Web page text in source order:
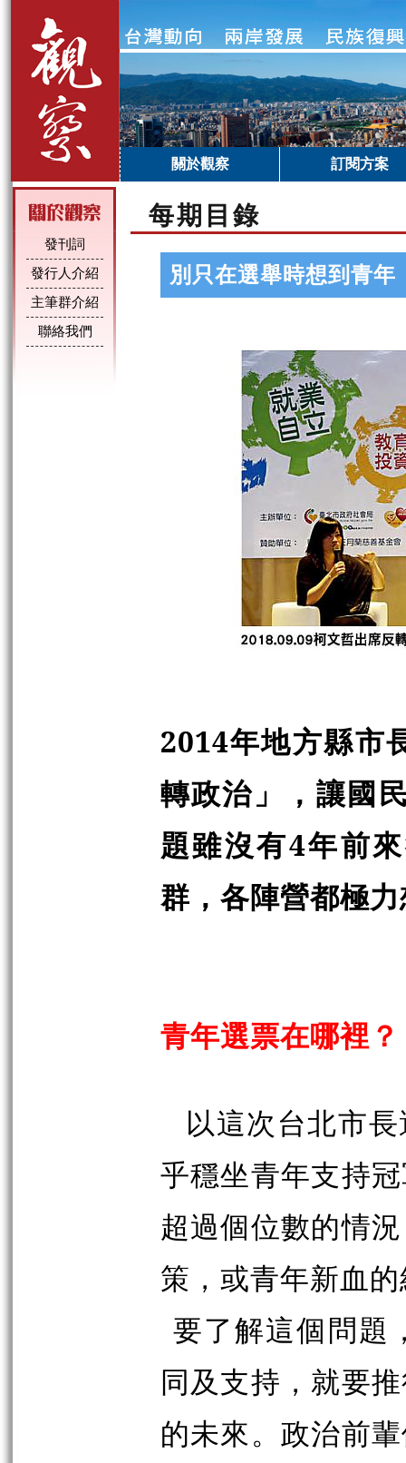
關於觀察 訂閱方案
發刊詞
發行人介紹
主筆群介紹
聯絡我們
每期目錄
別只在選舉時想到青年
2014年地方縣市
轉政治」，讓國
題雖沒有4年前
群，各陣營都極
青年選票在哪裡？
以這次台北市
乎穩坐青年支持
超過個位數的情
策，或青年新血
要了解這個問題
同及支持，就要
的未來。政治前